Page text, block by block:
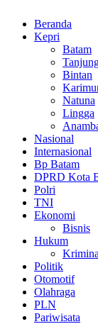
Beranda
Kepri
Batam
Bintan
Natuna
Lingga
Nasional
Internasional
Bp Batam
DPRD Kota
Polri
TNI
Ekonomi
Bisnis
Hukum
Politik
Otomotif
Olahraga
PLN
Pariwisata